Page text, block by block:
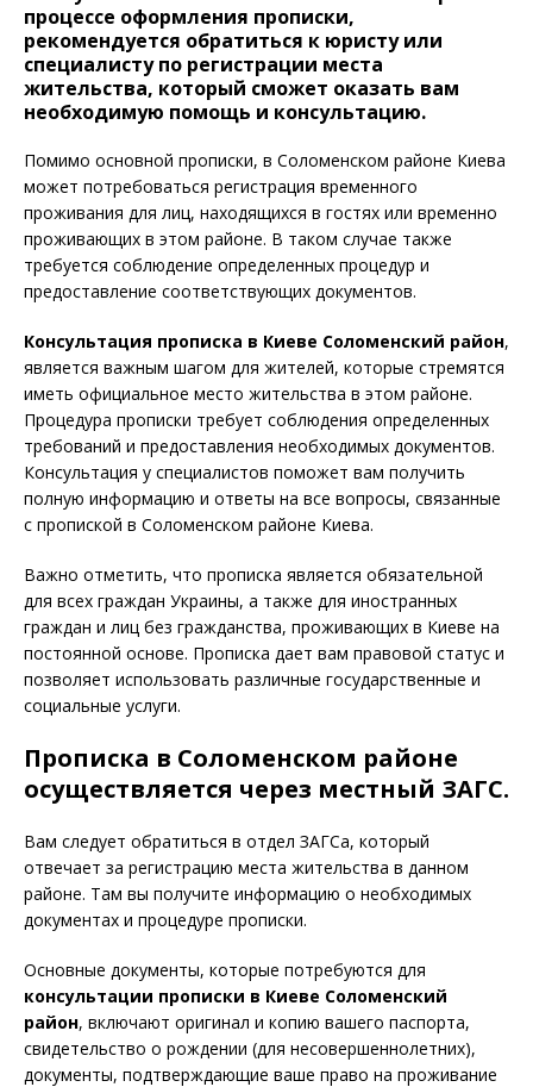
процессе оформления прописки,
рекомендуется обратиться к юристу или
специалисту по регистрации места
жительства, который сможет оказать вам
необходимую помощь и консультацию.
Помимо основной прописки, в Соломенском районе Киева
может потребоваться регистрация временного
проживания для лиц, находящихся в гостях или временно
проживающих в этом районе. В таком случае также
требуется соблюдение определенных процедур и
предоставление соответствующих документов.
Консультация прописка в Киеве Соломенский район,
является важным шагом для жителей, которые стремятся
иметь официальное место жительства в этом районе.
Процедура прописки требует соблюдения определенных
требований и предоставления необходимых документов.
Консультация у специалистов поможет вам получить
полную информацию и ответы на все вопросы, связанные
с пропиской в Соломенском районе Киева.
Важно отметить, что прописка является обязательной
для всех граждан Украины, а также для иностранных
граждан и лиц без гражданства, проживающих в Киеве на
постоянной основе. Прописка дает вам правовой статус и
позволяет использовать различные государственные и
социальные услуги.
Прописка в Соломенском районе
осуществляется через местный ЗАГС.
Вам следует обратиться в отдел ЗАГСа, который
отвечает за регистрацию места жительства в данном
районе. Там вы получите информацию о необходимых
документах и процедуре прописки.
Основные документы, которые потребуются для
консультации прописки в Киеве Соломенский
район, включают оригинал и копию вашего паспорта,
свидетельство о рождении (для несовершеннолетних),
документы, подтверждающие ваше право на проживание